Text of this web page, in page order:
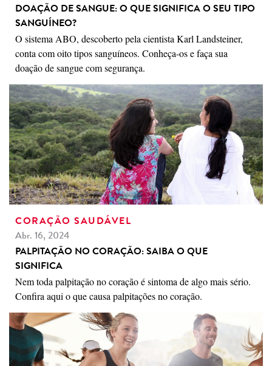
DOAÇÃO DE SANGUE: O QUE SIGNIFICA O SEU TIPO
SANGUÍNEO?
O sistema ABO, descoberto pela cientista Karl Landsteiner,
conta com oito tipos sanguíneos. Conheça-os e faça sua
doação de sangue com segurança.
CORAÇÃO SAUDÁVEL
Abr. 16, 2024
PALPITAÇÃO NO CORAÇÃO: SAIBA O QUE
SIGNIFICA
Nem toda palpitação no coração é sintoma de algo mais sério.
Confira aqui o que causa palpitações no coração.